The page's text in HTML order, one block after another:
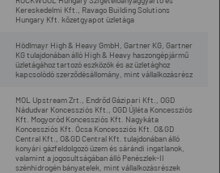
Kereskedelmi Kft., Ravago Building Solutions
Hungary Kft. kőzetgyapot üzletága
Hödlmayr High & Heavy GmbH, Gartner KG, Gartner
KG tulajdonában álló High & Heavy haszongépjármű
üzletágához tartozó eszközök és az üzletághoz
kapcsolódó szerződésállomány, mint vállalkozásrész
MOL Upstream Zrt., Endrőd Gázipari Kft., OGD
Nádudvar Koncessziós Kft., OGD Újléta Koncessziós
Kft. Mogyoród Koncessziós Kft. Nagykáta
Koncessziós Kft. Ócsa Koncessziós Kft. O&GD
Central Kft., O&GD Central Kft. tulajdonában álló
konyári gázfeldolgozó üzem és sárándi ingatlanok,
valamint a jogosultságában álló Penészlek-II
szénhidrogén bányatelek, mint vállalkozásrészek